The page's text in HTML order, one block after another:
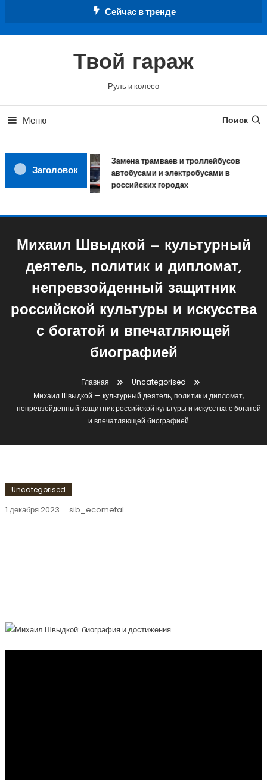
Сейчас в тренде
Твой гараж
Руль и колесо
Меню Поиск
Заголовок
Замена трамваев и троллейбусов
автобусами и электробусами в
российских городах
Михаил Швыдкой — культурный
деятель, политик и дипломат,
непревзойденный защитник
российской культуры и искусства
с богатой и впечатляющей
биографией
Главная
Uncategorised
Михаил Швыдкой — культурный деятель, политик и дипломат,
непревзойденный защитник российской культуры и искусства с богатой
и впечатляющей биографией
Uncategorised
1 декабря 2023 sib_ecometal